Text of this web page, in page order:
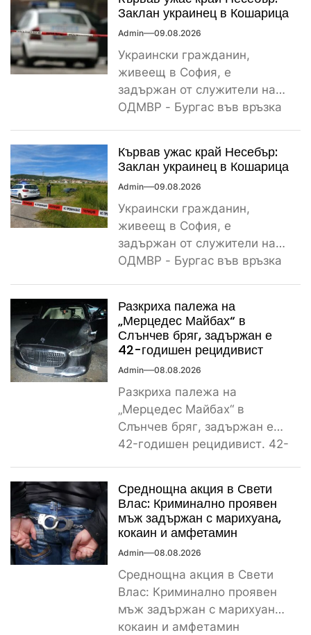
Заклан украинец в Кошарица
Admin 09.08.2026
Украински гражданин,
живеещ в София, е
задържан от служители на
ОДМВР - Бургас във връзка
Кървав ужас край Несебър:
Заклан украинец в Кошарица
Admin 09.08.2026
Украински гражданин,
живеещ в София, е
задържан от служители на
ОДМВР - Бургас във връзка
Разкриха палежа на
„Мерцедес Майбах“ в
Слънчев бряг, задържан е
42-годишен рецидивист
Admin 08.08.2026
Разкриха палежа на
„Мерцедес Майбах“ в
Слънчев бряг, задържан е
42-годишен рецидивист. 42-
ямболското...
Среднощна акция в Свети
Влас: Криминално проявен
мъж задържан с марихуана,
кокаин и амфетамин
Admin 08.08.2026
Среднощна акция в Свети
Влас: Криминално проявен
мъж задържан с марихуана,
кокаин и амфетамин